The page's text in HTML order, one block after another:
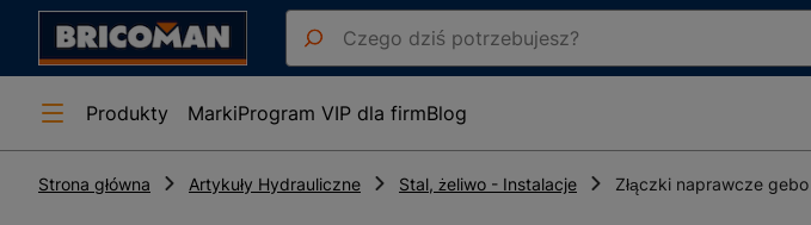
Produkty MarkiProgram VIP dla firmBlog
Strona główna Artykuły Hydrauliczne Stal, żeliwo - Instalacje Złączki naprawcze gebo